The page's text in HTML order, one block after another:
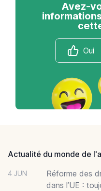
Avez-
Oui
Actualité du monde de
4 JUN
Réforme des
dans l’UE :